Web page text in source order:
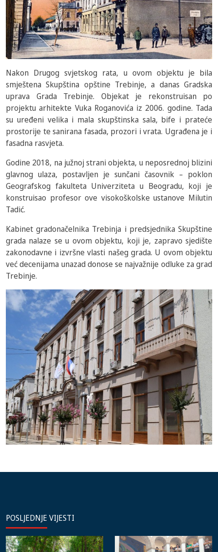
Nakon Drugog svjetskog rata, u ovom objektu je bila
smještena Skupština opštine Trebinje, a danas Gradska
uprava Grada Trebinje. Objekat je rekonstruisan po
projektu arhitekte Vuka Roganovića iz 2006. godine. Tada
su uređeni velika i mala skupštinska sala, bife i prateće
prostorije te sanirana fasada, prozori i vrata. Ugrađena je i
fasadna rasvjeta.
Godine 2018, na južnoj strani objekta, u neposrednoj blizini
glavnog ulaza, postavljen je sunčani časovnik – poklon
Geografskog fakulteta Univerziteta u Beogradu, koji je
konstruisao profesor ove visokoškolske ustanove Milutin
Tadić.
Kabinet gradonačelnika Trebinja i predsjednika Skupštine
grada nalaze se u ovom objektu, koji je, zapravo sjedište
zakonodavne i izvršne vlasti našeg grada. U ovom objektu
već decenijama unazad donose se najvažnije odluke za grad
Trebinje.
POSLJEDNJE VIJESTI